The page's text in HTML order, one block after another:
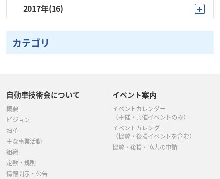
6月(5)
5月(3)
4月(2)
3月(3)
2月(2)
6月(4)
5月
4月(2)
3月(3)
2月(1)
8月(1)
7月(2)
6月(2)
5月(4)
4月(1)
9月(2)
6月(1)
5月(1)
4月(7)
3月(2)
10月(2)
9月(1)
8月(1)
7月(4)
5月(4)
11月(1)
10月(1)
9月 (1)
6月(1)
2月(1)
2017年(16)
10月(1)
9月(1)
7月 (2)
3月(4)
カテゴリ
自動車技術会について
概要
ビジョン
沿革
主な事業活動
組織
定款・規則
情報開示・公告
イベント案内
イベントカレンダー
（主催・共催イベントのみ）
イベントカレンダー
（協賛・後援イベントを含む）
協賛・後援・協力の申請